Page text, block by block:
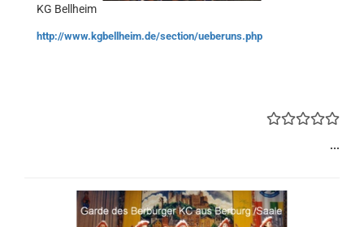
KG Bellheim
http://www.kgbellheim.de/section/ueberuns.php
...